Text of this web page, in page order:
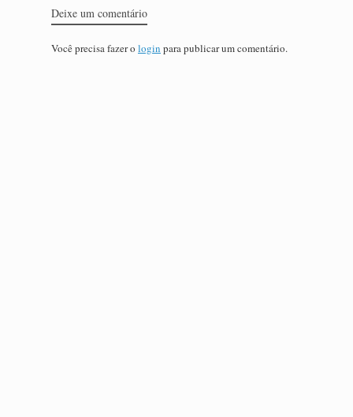
Deixe um comentário
Você precisa fazer o login para publicar um comentário.